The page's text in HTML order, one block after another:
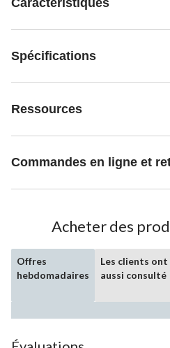
Spécifications
Ressources
Commandes en ligne et
Acheter des
Offres
hebdomadaires
Les clients ont
aussi consulté